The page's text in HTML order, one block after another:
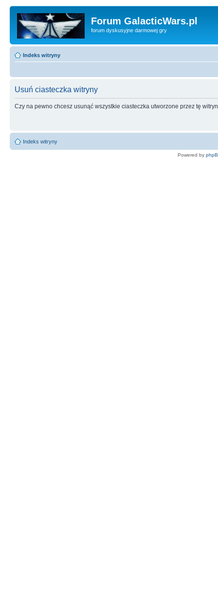
Forum GalacticWars.pl
forum dyskusyjne darmowej gry
Indeks witryny
Usuń ciasteczka witryny
Czy na pewno chcesz usunąć wszystkie ciasteczka utworzone przez tę
Indeks witryny
Powered by